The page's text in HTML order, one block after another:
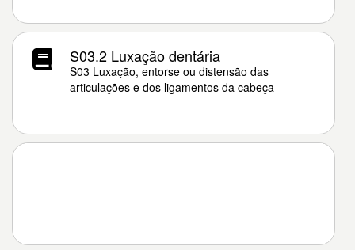
S03.2 Luxação dentária
S03 Luxação, entorse ou distensão das
articulações e dos ligamentos da cabeça